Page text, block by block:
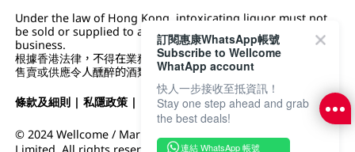
Under the law of Hong Kong, intoxicating liquor must not
be sold or supplied to a minor (under 18) in the course of
business.
根據香港法律，不得在業務過程中，向未成年人 (18 歲以下人士)
售賣或供應令人醺醉的酒類。
條款及細則 |私隱政策 | DFI零售集團
© 2024 Wellcome / Market Place. The Dairy Farm Company
Limited. All rights reserved.
訂閱惠康WhatsApp帳號
Subscribe to Wellcome
WhatApp account
快人一步接收至抵資訊！
Stay one step ahead and grab
the best deals!
連結 WhatsApp 帳號